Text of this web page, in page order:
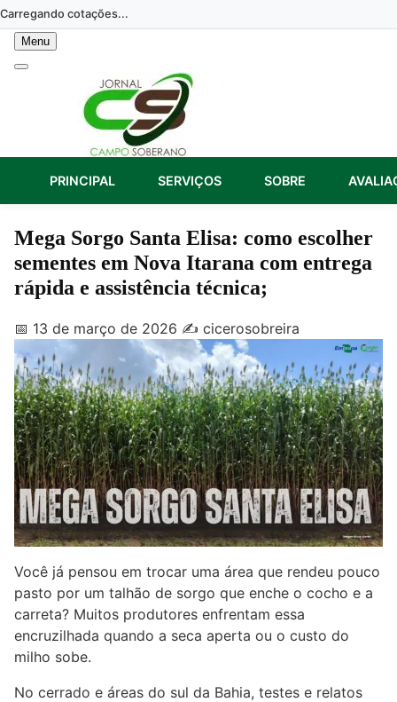
Skip
to
content
Carregando cotações...
Menu
PRINCIPAL SERVIÇOS SOBRE
Mega Sorgo Santa Elisa: como escolher
sementes em Nova Itarana com entrega
rápida e assistência técnica;
📅 13 de março de 2026 ✍️ cicerosobreira
Você já pensou em trocar uma área que rendeu pouco
pasto por um talhão de sorgo que enche o cocho e a
carreta? Muitos produtores enfrentam essa
encruzilhada quando a seca aperta ou o custo do
milho sobe.
No cerrado e áreas do sul da Bahia, testes e relatos